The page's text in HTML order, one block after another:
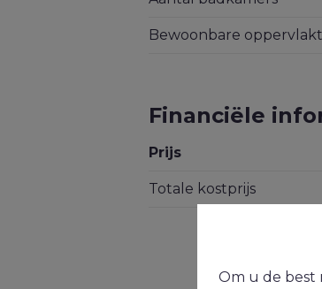
Om u de best
Bewoonbare
Financiële
Prijs
Totale kostprijs